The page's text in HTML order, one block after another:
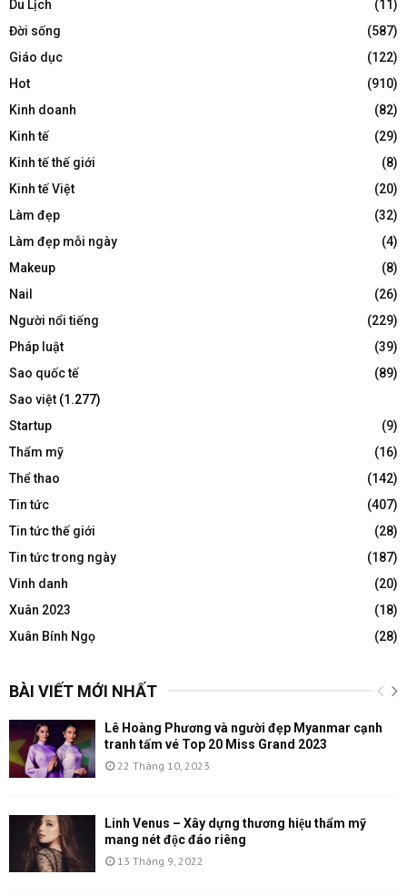
Du Lịch
(11)
Đời sống
(587)
Giáo dục
(122)
Hot
(910)
Kinh doanh
(82)
Kinh tế
(29)
Kinh tế thế giới
(8)
Kinh tế Việt
(20)
Làm đẹp
(32)
Làm đẹp mỗi ngày
(4)
Makeup
(8)
Nail
(26)
Người nổi tiếng
(229)
Pháp luật
(39)
Sao quốc tế
(89)
Sao việt (1.277)
Startup
(9)
Thẩm mỹ
(16)
Thể thao
(142)
Tin tức
(407)
Tin tức thế giới
(28)
Tin tức trong ngày
(187)
Vinh danh
(20)
Xuân 2023
(18)
Xuân Bính Ngọ
(28)
BÀI VIẾT MỚI NHẤT
Lê Hoàng Phương và người đẹp Myanmar cạnh
tranh tấm vé Top 20 Miss Grand 2023
22 Tháng 10, 2023
Linh Venus – Xây dựng thương hiệu thẩm mỹ
mang nét độc đáo riêng
13 Tháng 9, 2022